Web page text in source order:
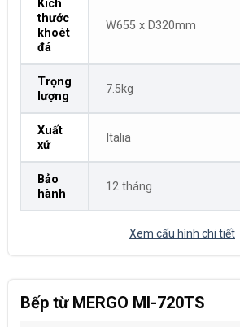
Bếp từ MERGO MI-720TS
Kích
thước
khoét
đá
W655 x D320mm
Trọng
lượng
7.5kg
Xuất
xứ
Italia
Bảo
hành
12 tháng
Xem cấu hình chi tiết